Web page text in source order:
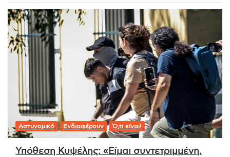
Αστυνομικό Ενδιαφέρουν Ό,τι είναι!
Υπόθεση Κυψέλης: «Είμαι συντετριμμένη.